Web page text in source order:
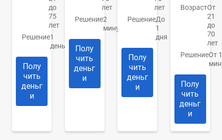
до
75
лет
Решение1
день
Полу
чить
деньг
и
лет
Решение2
минуты
Полу
чить
деньг
и
лет
РешениеДо
1
дня
Полу
чить
деньг
и
ВозрастОт
21
до
70
лет
РешениеОт
Полу
чить
деньг
и